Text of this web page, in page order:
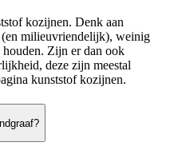
kozijnen. Denk aan
(en milieuvriendelijk), weinig
Zijn er dan ook
deze zijn meestal
kunststof kozijnen.